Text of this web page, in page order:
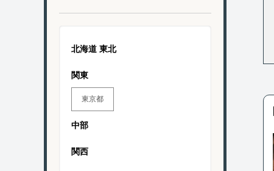
北海道 東北
関東
東京都
中部
関西